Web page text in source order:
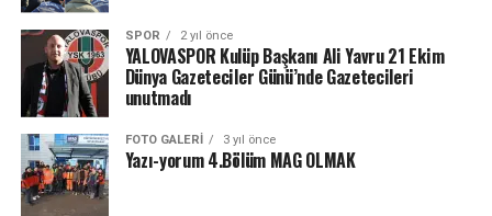
SPOR 2 yıl önce
YALOVASPOR Kulüp Başkanı Ali Yavru 21 Ekim
Dünya Gazeteciler Günü’nde Gazetecileri
unutmadı
FOTO GALERI 3 yıl önce
Yazı-yorum 4.Bölüm MAG OLMAK